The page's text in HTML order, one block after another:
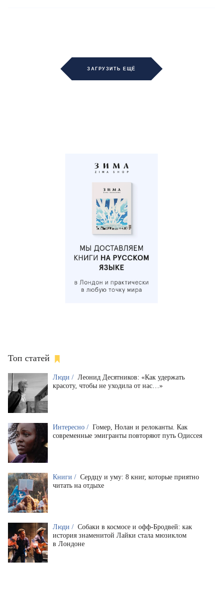
ЗАГРУЗИТЬ ЕЩЁ
Топ статей
Люди / Леонид Десятников: «Как удержать
красоту, чтобы не уходила от нас…»
Интересно / Гомер, Нолан и релоканты. Как
современные эмигранты повторяют путь Одиссея
Книги / Сердцу и уму: 8 книг, которые приятно
читать на отдыхе
Люди / Собаки в космосе и офф-Бродвей: как
история знаменитой Лайки стала мюзиклом
в Лондоне